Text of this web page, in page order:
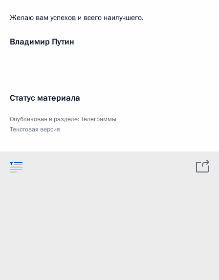
Желаю вам успехов и всего наилучшего.
Владимир Путин
Статус материала
Опубликован в разделе:Телеграммы
Текстовая версия